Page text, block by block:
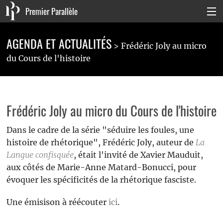
Premier Parallèle
Collection Carnets
Collection Poche
Connexion
AGENDA ET ACTUALITÉS
Frédéric Joly au micro
du Cours de l'histoire
Frédéric Joly au micro du Cours de l'histoire
Dans le cadre de la série "séduire les foules, une
histoire de rhétorique", Frédéric Joly, auteur de La
Langue confisquée, était l'invité de Xavier Mauduit,
aux côtés de Marie-Anne Matard-Bonucci, pour
évoquer les spécificités de la rhétorique fasciste.
Une émisison à réécouter ici.